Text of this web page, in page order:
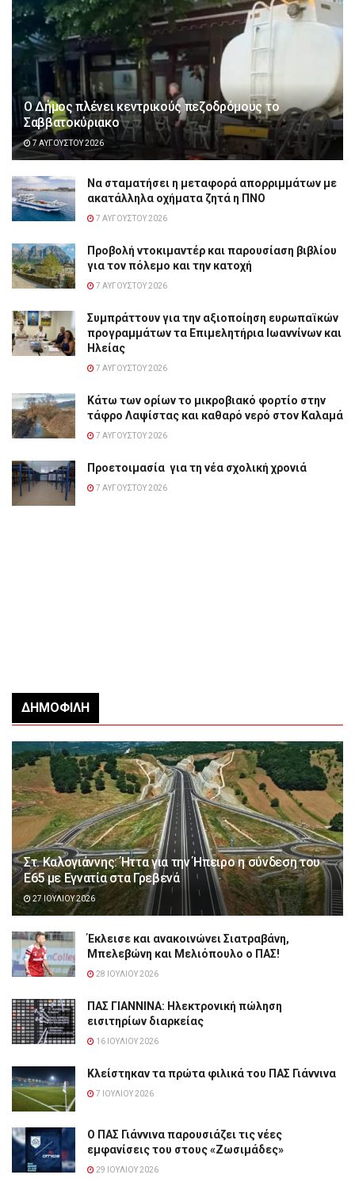
Ο Δήμος πλένει κεντρικούς πεζοδρόμους το
Σαββατοκύριακο
7 ΑΥΓΟΎΣΤΟΥ 2026
Να σταματήσει η μεταφορά απορριμμάτων με
ακατάλληλα οχήματα ζητά η ΠΝΟ
7 ΑΥΓΟΎΣΤΟΥ 2026
Προβολή ντοκιμαντέρ και παρουσίαση βιβλίου
για τον πόλεμο και την κατοχή
7 ΑΥΓΟΎΣΤΟΥ 2026
Συμπράττουν για την αξιοποίηση ευρωπαϊκών
προγραμμάτων τα Επιμελητήρια Ιωαννίνων και
Ηλείας
7 ΑΥΓΟΎΣΤΟΥ 2026
Κάτω των ορίων το μικροβιακό φορτίο στην
τάφρο Λαψίστας και καθαρό νερό στον Καλαμά
7 ΑΥΓΟΎΣΤΟΥ 2026
Προετοιμασία για τη νέα σχολική χρονιά
7 ΑΥΓΟΎΣΤΟΥ 2026
ΔΗΜΟΦΙΛΉ
Στ. Καλογιάννης: Ήττα για την Ήπειρο η σύνδεση του
Ε65 με Εγνατία στα Γρεβενά
27 ΙΟΥΛΊΟΥ 2026
Έκλεισε και ανακοινώνει Σιατραβάνη,
Μπελεβώνη και Μελιόπουλο ο ΠΑΣ!
28 ΙΟΥΛΊΟΥ 2026
ΠΑΣ ΓΙΑΝΝΙΝΑ: Hλεκτρονική πώληση
εισιτηρίων διαρκείας
16 ΙΟΥΛΊΟΥ 2026
Κλείστηκαν τα πρώτα φιλικά του ΠΑΣ Γιάννινα
7 ΙΟΥΛΊΟΥ 2026
Ο ΠΑΣ Γιάννινα παρουσιάζει τις νέες
εμφανίσεις του στους «Ζωσιμάδες»
29 ΙΟΥΛΊΟΥ 2026